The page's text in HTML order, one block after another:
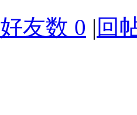
好友数 0 | 回